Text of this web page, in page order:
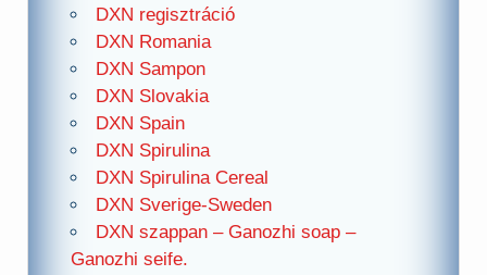
DXN regisztráció
DXN Romania
DXN Sampon
DXN Slovakia
DXN Spain
DXN Spirulina
DXN Spirulina Cereal
DXN Sverige-Sweden
DXN szappan – Ganozhi soap –
Ganozhi seife.